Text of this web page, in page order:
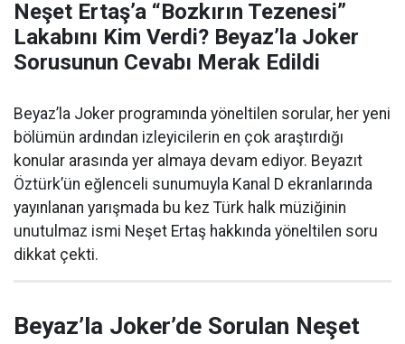
Neşet Ertaş’a “Bozkırın Tezenesi”
Lakabını Kim Verdi? Beyaz’la Joker
Sorusunun Cevabı Merak Edildi
Beyaz’la Joker programında yöneltilen sorular, her yeni
bölümün ardından izleyicilerin en çok araştırdığı
konular arasında yer almaya devam ediyor. Beyazıt
Öztürk’ün eğlenceli sunumuyla Kanal D ekranlarında
yayınlanan yarışmada bu kez Türk halk müziğinin
unutulmaz ismi Neşet Ertaş hakkında yöneltilen soru
dikkat çekti.
Beyaz’la Joker’de Sorulan Neşet